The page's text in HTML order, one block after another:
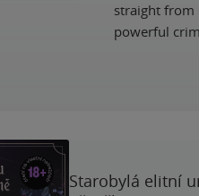
straight from
powerful
Starobylá elitní